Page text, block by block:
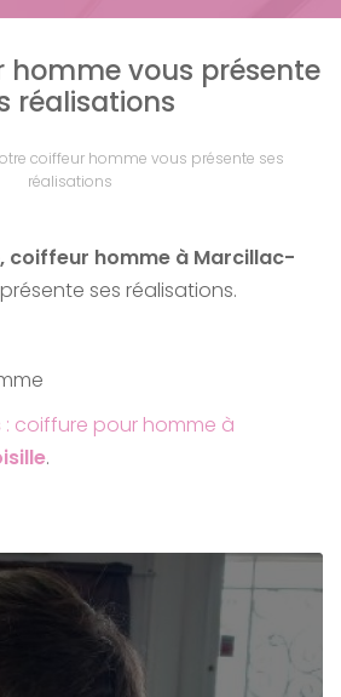
homme vous présente
réalisations
coiffeur homme vous présente ses
réalisations
coiffeur homme à Marcillac-
ses réalisations.
: coiffure pour homme à
.